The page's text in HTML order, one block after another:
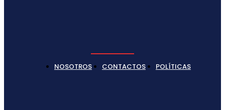
NOSOTROS CONTACTOS POLÍTICAS